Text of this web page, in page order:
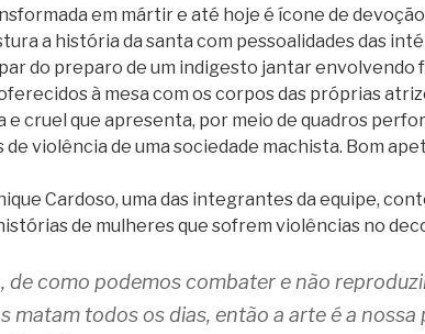
em mártir e até hoje é ícone de
a história da santa com pessoalidades das
do preparo de um indigesto jantar envolvendo
à mesa com os corpos das próprias
e cruel que apresenta, por meio de quadros
de violência de uma sociedade machista. Bom
Cardoso, uma das integrantes da equipe,
de mulheres que sofrem violências no
de como podemos combater e não
matam todos os dias, então a arte é a